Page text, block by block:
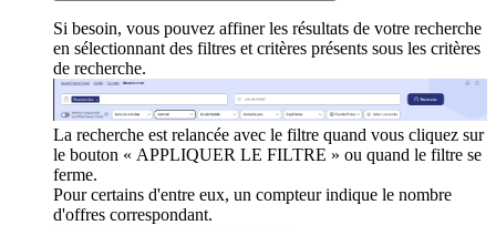
Si besoin, vous pouvez affiner les résultats de votre recherche
en sélectionnant des filtres et critères présents sous les critères
de recherche.
La recherche est relancée avec le filtre quand vous cliquez sur
le bouton « APPLIQUER LE FILTRE » ou quand le filtre se
ferme.
Pour certains d'entre eux, un compteur indique le nombre
d'offres correspondant.